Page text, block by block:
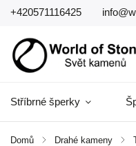
+420571116425
Stříbrné šperky
Domů / Drahé kameny /